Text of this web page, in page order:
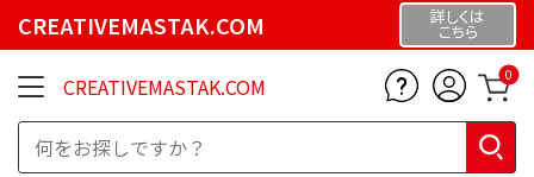
CREATIVEMASTAK.COM 詳しくは
こちら
CREATIVEMASTAK.COM 0